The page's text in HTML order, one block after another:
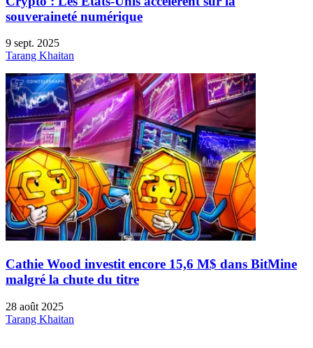
souveraineté numérique
9 sept. 2025
Tarang Khaitan
Cathie Wood investit encore 15,6 M$ dans BitMine
malgré la chute du titre
28 août 2025
Tarang Khaitan